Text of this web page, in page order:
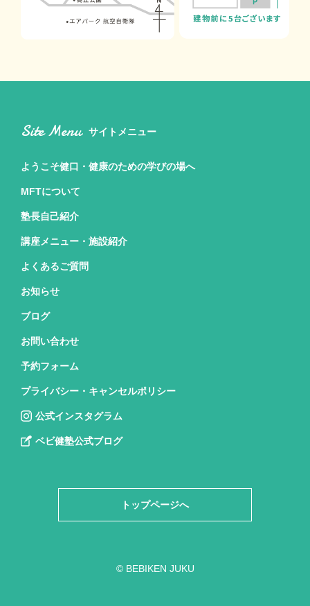
Site Menu サイトメニュー
ようこそ健口・健康のための学びの場へ
MFTについて
塾長自己紹介
講座メニュー・施設紹介
よくあるご質問
お知らせ
ブログ
お問い合わせ
予約フォーム
プライバシー・キャンセルポリシー
公式インスタグラム
ベビ健塾公式ブログ
トップページへ
© BEBIKEN JUKU